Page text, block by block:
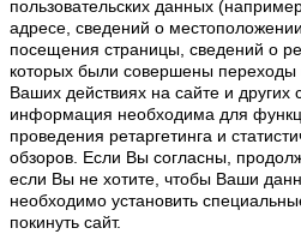
пользовательских данных
адресе, сведений о
посещения страницы, сведений о
которых были совершены переходы
Ваших действиях на сайте и других
информация необходима для
проведения ретаргетинга и
обзоров. Если Вы согласны,
если Вы не хотите, чтобы Ваши
необходимо установить
покинуть сайт.